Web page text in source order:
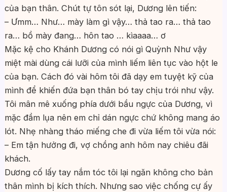
của bạn thân. Chút tự tôn sót lại, Dương lên tiến:
– Ưmm… Như… mày làm gì vậy… thả tao ra… thả tao
ra… bồ mày đang… hôn tao … kìaaaa… ơ
Mặc kệ cho Khánh Dương có nói gì Quỳnh Như vậy
miệt mài dùng cái lưỡi của mình liếm liên tục vào hột le
của bạn. Cách đó vài hôm tôi đã dạy em tuyệt kỹ của
mình để khiến đứa bạn thân bó tay chịu trói như vậy.
Tôi mân mê xuống phía dưới bầu ngực của Dương, vì
mặc đầm lụa nên em chỉ dán ngực chứ không mang áo
lót. Nhẹ nhàng tháo miếng che đi vừa liếm tôi vừa nói:
– Em tận hưởng đi, vợ chồng anh hôm nay chiêu đãi
khách.
Dương cố lấy tay nắm tóc tôi lại ngăn không cho bản
thân mình bị kích thích. Nhưng sao việc chống cự ấy